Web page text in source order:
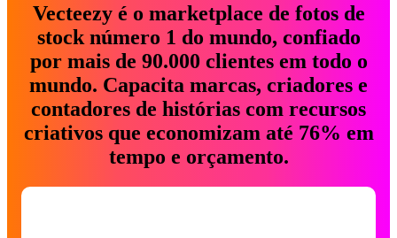
Vecteezy é o marketplace de fotos de
stock número 1 do mundo, confiado
por mais de 90.000 clientes em todo o
mundo. Capacita marcas, criadores e
contadores de histórias com recursos
criativos que economizam até 76% em
tempo e orçamento.